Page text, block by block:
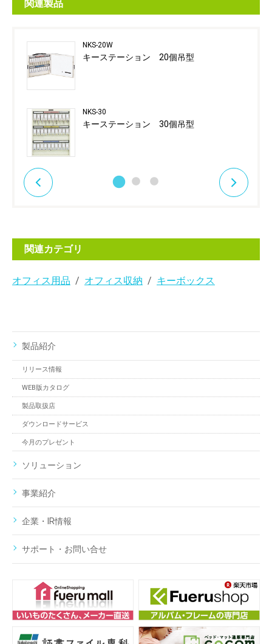
関連製品
NKS-20W
キーステーション 20個吊型
NKS-30
キーステーション 30個吊型
関連カテゴリ
オフィス用品 オフィス収納 キーボックス
製品紹介
リリース情報
WEB版カタログ
製品取扱店
ダウンロードサービス
今月のプレゼント
ソリューション
事業紹介
企業・IR情報
サポート・お問い合せ